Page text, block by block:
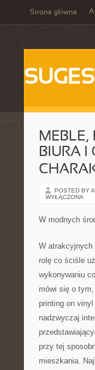
Strona główna
MEBLE,
BIURA I
POSTED BY
WYŁĄCZONA
W modnych
W atrakcyjnych
rolę co ściśle
wykonywaniu
mówi się o
printing on
nadzwyczaj
przy tej
mieszkania.